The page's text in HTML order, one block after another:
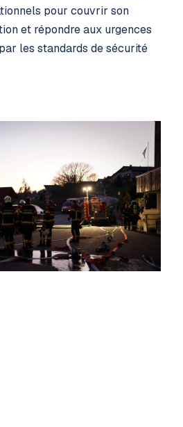
pour couvrir son
et répondre aux urgences
les standards de sécurité